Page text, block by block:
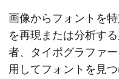
画像からフォントを
を再現または分析す
者、タイポグラファ
用してフォントを見